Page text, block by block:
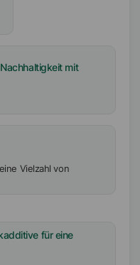
mit
Vielzahl von
für eine